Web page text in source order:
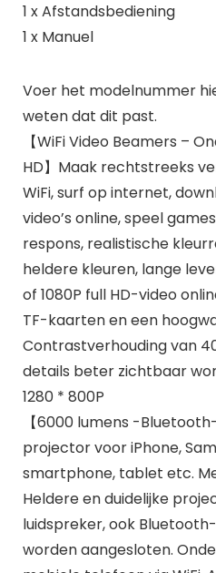
1 x Afstandsbediening
1 x Manuel
Voer het modelnummer
weten dat dit past.
【WiFi Video Beamers –
HD】Maak rechtstreeks
WiFi, surf op internet,
video’s online, speel
respons, realistische
heldere kleuren, lange
of 1080P full HD-video
TF-kaarten en een
Contrastverhouding van
details beter zichtbaar
1280 * 800P
【6000 lumens -
projector voor iPhone,
smartphone, tablet etc.
Heldere en duidelijke
luidspreker, ook
worden aangesloten.